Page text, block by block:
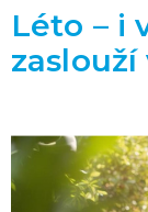
Léto – i
zaslouží